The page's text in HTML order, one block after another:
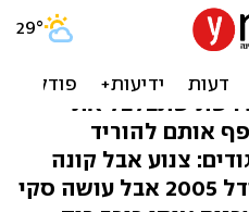
שהצליח להגות
רשת שתבלבל את
אותם להוריד
צנוע אבל קונה
נדל"ן ומתרחב, נוסע במודל 2005 אבל עושה סקי